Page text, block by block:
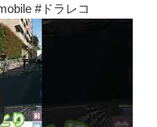
#ドラレコ